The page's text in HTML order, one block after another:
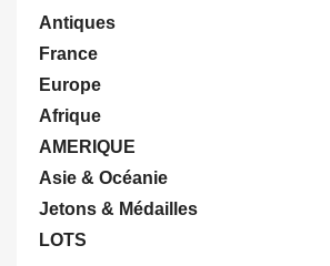
Antiques
France
Europe
Afrique
AMERIQUE
Asie & Océanie
Jetons & Médailles
LOTS